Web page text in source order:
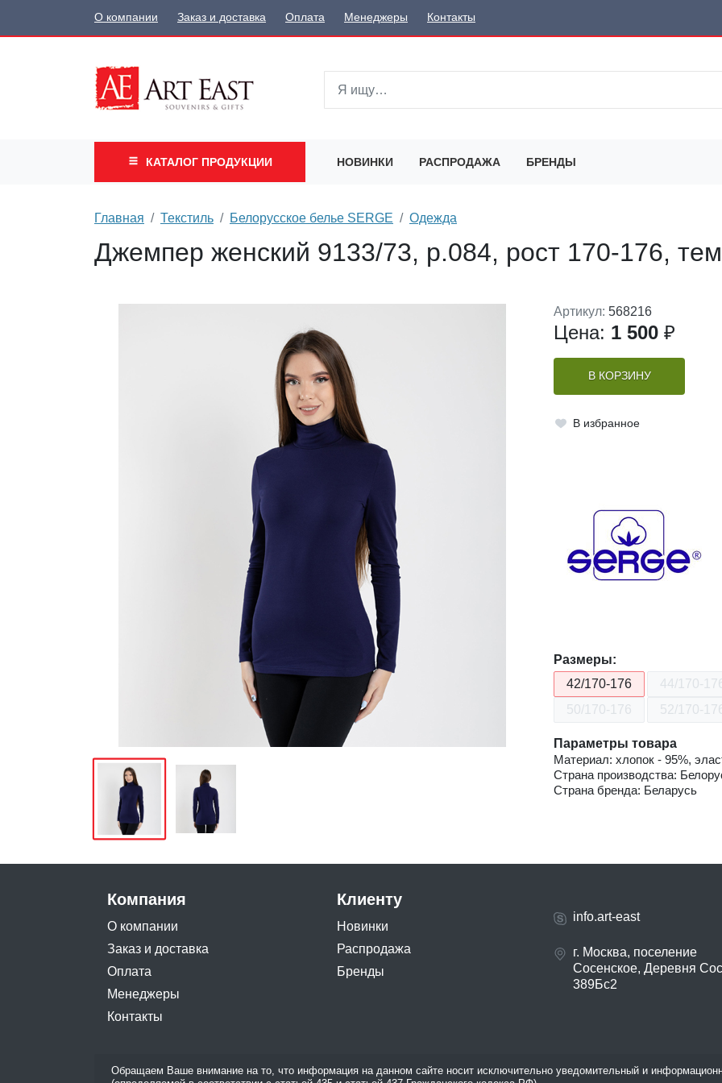
О компании Заказ и доставка Оплата Менеджеры Контакты
КАТАЛОГ ПРОДУКЦИИ НОВИНКИ РАСПРОДАЖА БРЕНДЫ
Главная Текстиль Белорусское белье SERGE Одежда
Джемпер женский 9133/73, р.084, рост 170-176,
Артикул: 568216
Цена: 1 500 ₽
В КОРЗИНУ
В избранное
Размеры:
42/170-176
44/170-
50/170-176
52/170-
Параметры товара
Материал: хлопок - 95%,
Страна производства:
Страна бренда: Беларусь
Компания
О компании
Заказ и доставка
Оплата
Менеджеры
Контакты
Клиенту
Новинки
Распродажа
Бренды
info.art-east
г. Москва, поселение
Сосенское, Деревня
389Бс2
Обращаем Ваше внимание на то, что информация на данном сайте носит исключительно уведомительный и